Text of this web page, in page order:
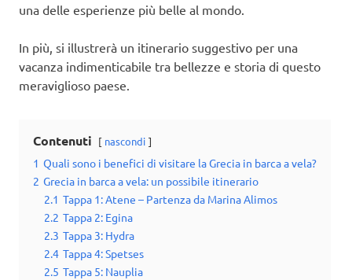
una delle esperienze più belle al mondo.
In più, si illustrerà un itinerario suggestivo per una
vacanza indimenticabile tra bellezze e storia di questo
meraviglioso paese.
Contenuti nascondi
1 Quali sono i benefici di visitare la Grecia in barca a vela?
2 Grecia in barca a vela: un possibile itinerario
2.1 Tappa 1: Atene – Partenza da Marina Alimos
2.2 Tappa 2: Egina
2.3 Tappa 3: Hydra
2.4 Tappa 4: Spetses
2.5 Tappa 5: Nauplia